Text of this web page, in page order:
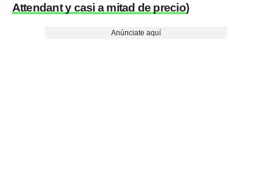
Attendant y casi a mitad de precio)
Anúnciate aquí